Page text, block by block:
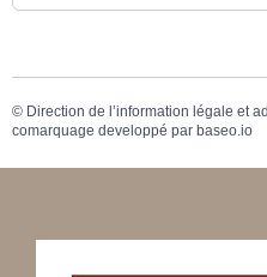
© Direction de l’information légale et
comarquage developpé par baseo.io